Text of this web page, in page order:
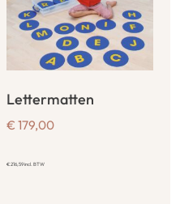
Lettermatten
€ 179,00
€216,59incl. BTW